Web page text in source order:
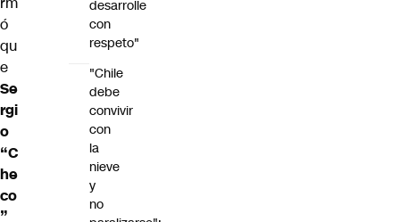
ó
qu
e
Se
rgi
o
“C
he
co
”
desarrolle
con
respeto"
"Chile
debe
convivir
con
la
nieve
y
no